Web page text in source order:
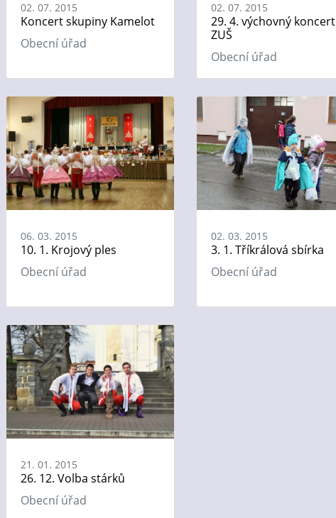
02. 07. 2015
Koncert skupiny Kamelot
Obecní úřad
02. 07. 2015
29. 4. výchovný koncert
ZUŠ
Obecní úřad
06. 03. 2015
10. 1. Krojový ples
Obecní úřad
02. 03. 2015
3. 1. Tříkrálová sbírka
Obecní úřad
21. 01. 2015
26. 12. Volba stárků
Obecní úřad